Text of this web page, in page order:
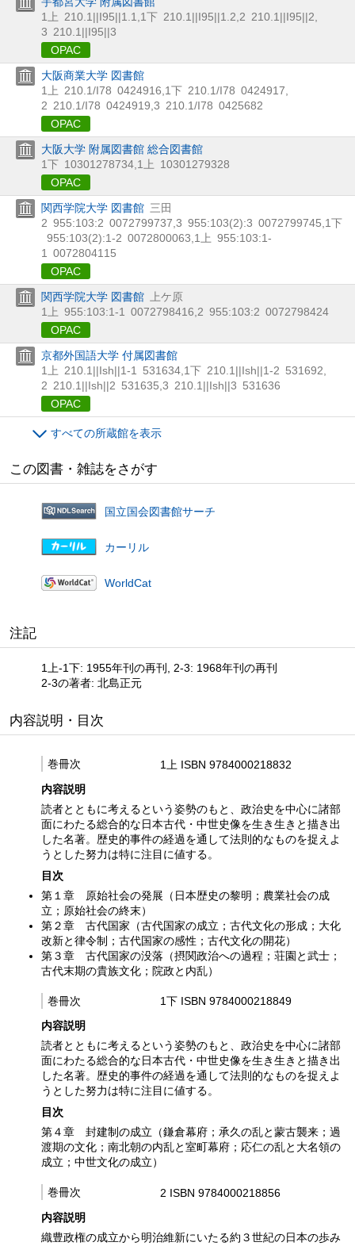
1上
210.1||I95||1.1 1下 210.1||I95||1.2 2 210.1||I95||2
3 210.1||I95||3
OPAC
大阪商業大学 図書館
1上
210.1/I78 0424916 1下 210.1/I78 0424917
2 210.1/I78 0424919 3 210.1/I78 0425682
OPAC
大阪大学 附属図書館 総合図書館
1下 10301278734 1上
10301279328
OPAC
関西学院大学 図書館 三田
2 955:103:2 0072799737 3 955:103(2):3 0072799745 1下
955:103(2):1-2 0072800063 1上 955:103:1-
1
0072804115
OPAC
関西学院大学 図書館
上ケ原
1上 955:103:1-1 0072798416 2 955:103:2 0072798424
OPAC
京都外国語大学 付属図書館
1上
210.1||Ish||1-1 531634 1下 210.1||Ish||1-2 531692
2 210.1||Ish||2 531635 3 210.1||Ish||3 531636
OPAC
すべての所蔵館を表示
この図書・雑誌をさがす
国立国会図書館サーチ
カーリル
WorldCat
注記
1上-1下: 1955年刊の再刊, 2-3: 1968年刊の再刊
2-3の著者: 北島正元
内容説明・目次
巻冊次
1上 ISBN 9784000218832
内容説明
読者とともに考えるという姿勢のもと、政治史を中心に諸部
面にわたる総合的な日本古代・中世史像を生き生きと描き出
した名著。歴史的事件の経過を通して法則的なものを捉えよ
うとした努力は特に注目に値する。
目次
第１章 原始社会の発展（日本歴史の黎明；農業社会の成
立；原始社会の終末）
第２章 古代国家（古代国家の成立；古代文化の形成；大化
改新と律令制；古代国家の感性；古代文化の開花）
第３章 古代国家の没落（摂関政治への過程；荘園と武士；
古代末期の貴族文化；院政と内乱）
巻冊次
1下 ISBN 9784000218849
内容説明
読者とともに考えるという姿勢のもと、政治史を中心に諸部
面にわたる総合的な日本古代・中世史像を生き生きと描き出
した名著。歴史的事件の経過を通して法則的なものを捉えよ
うとした努力は特に注目に値する。
目次
第４章 封建制の成立（鎌倉幕府；承久の乱と蒙古襲来；過
渡期の文化；南北朝の内乱と室町幕府；応仁の乱と大名領の
成立；中世文化の成立）
巻冊次
2 ISBN 9784000218856
内容説明
織豊政権の成立から明治維新にいたる約３世紀の日本の歩み